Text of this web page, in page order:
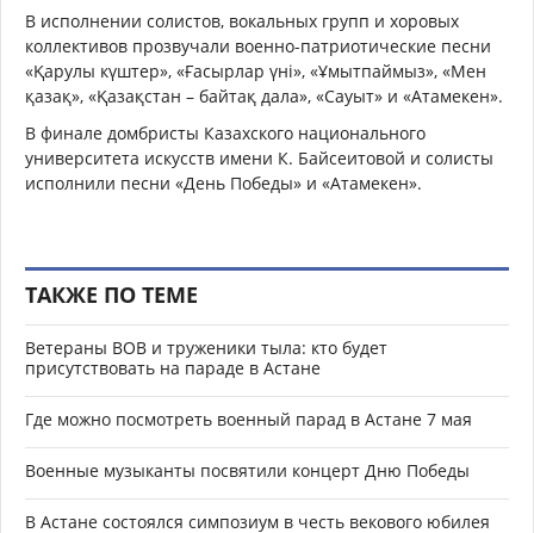
В исполнении солистов, вокальных групп и хоровых
коллективов прозвучали военно-патриотические песни
«Қарулы күштер», «Ғасырлар үні», «Ұмытпаймыз», «Мен
қазақ», «Қазақстан – байтақ дала», «Сауыт» и «Атамекен».
В финале домбристы Казахского национального
университета искусств имени К. Байсеитовой и солисты
исполнили песни «День Победы» и «Атамекен».
ТАКЖЕ ПО ТЕМЕ
Ветераны ВОВ и труженики тыла: кто будет
присутствовать на параде в Астане
Где можно посмотреть военный парад в Астане 7 мая
Военные музыканты посвятили концерт Дню Победы
В Астане состоялся симпозиум в честь векового юбилея